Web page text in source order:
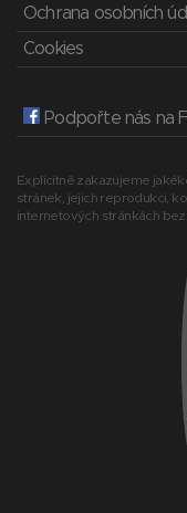
Ochrana osobních
Cookies
Podpořte nás na
Explicitně zakazujeme
stránek, jejich reprodukci,
internetových stránkách